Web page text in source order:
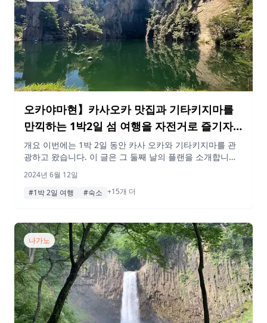
오카야마현】카사오카 맛집과 기타키지마를
만끽하는 1박2일 섬 여행을 자전거로 즐기자(2
일차)
개요 이번에는 1박 2일 동안 카사 오카와 기타키지마를 관
광하고 왔습니다. 이 글은 그 둘째 날의 플랜을 소개합니다.
둘러싸여 섬을 떠날 때면 감상에 젖는다✨ 다시 꼭 가고 싶
은 섬이었다! 그 밖에도 카사오카 시내에 있는 추천 양과자
재된 정보 및 […]
2024년 6월 12일
#1박 2일 여행
#숙소 +15개 더
나가노